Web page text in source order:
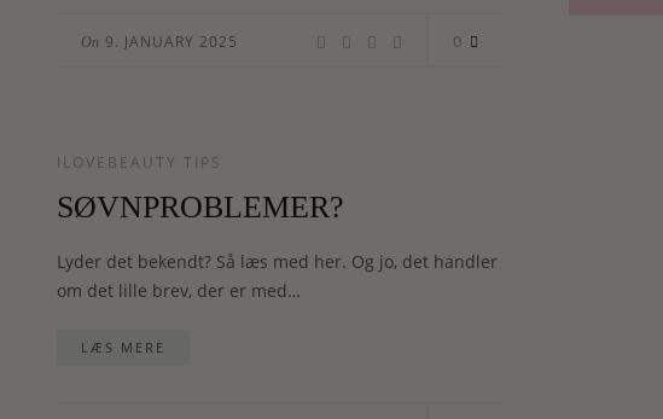
On 9. JANUARY 2025 0
ILOVEBEAUTY TIPS
SØVNPROBLEMER?
Lyder det bekendt? Så læs med her. Og jo, det handler
om det lille brev, der er med…
LÆS MERE